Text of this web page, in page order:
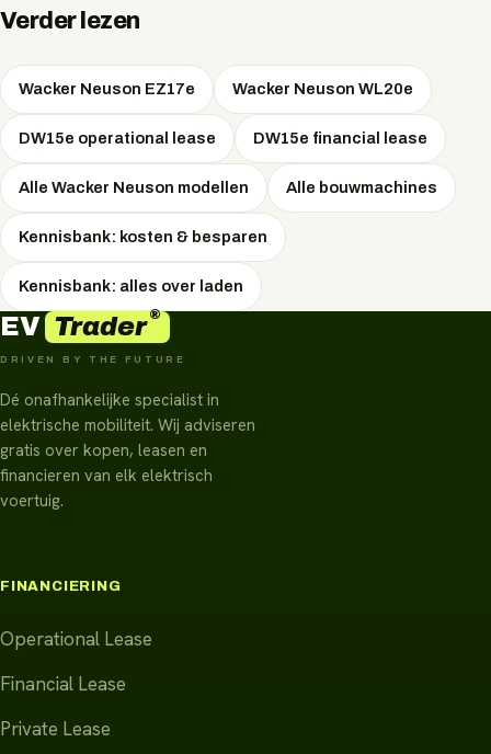
maandprijs — gratis, via WhatsApp.
leasevormen: Operational Lease, Financial Lease. Bij
maandbedrag; operational en financial lease zijn zakelijke
vormen met fiscale voordelen. Welke vorm het voordeligst
is, hangt af van uw situatie — EVTrader adviseert
onafhankelijk en onderhandelt de scherpste prijs.
Verder lezen
Wacker Neuson EZ17e Wacker Neuson WL20e
DW15e operational lease DW15e financial lease
Alle Wacker Neuson modellen Alle bouwmachines
Kennisbank: kosten & besparen
Kennisbank: alles over laden
EV Trader®
DRIVEN BY THE FUTURE
Dé onafhankelijke specialist in
elektrische mobiliteit. Wij adviseren
gratis over kopen, leasen en
financieren van elk elektrisch
voertuig.
FINANCIERING
Operational Lease
Financial Lease
Private Lease